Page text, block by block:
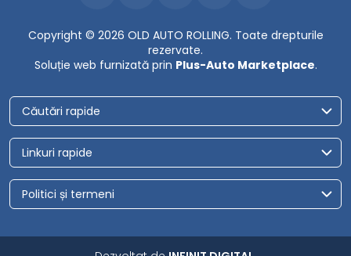
Copyright © 2026 OLD AUTO ROLLING. Toate drepturile
rezervate.
Soluție web furnizată prin Plus-Auto Marketplace.
Căutări rapide
Linkuri rapide
Politici și termeni